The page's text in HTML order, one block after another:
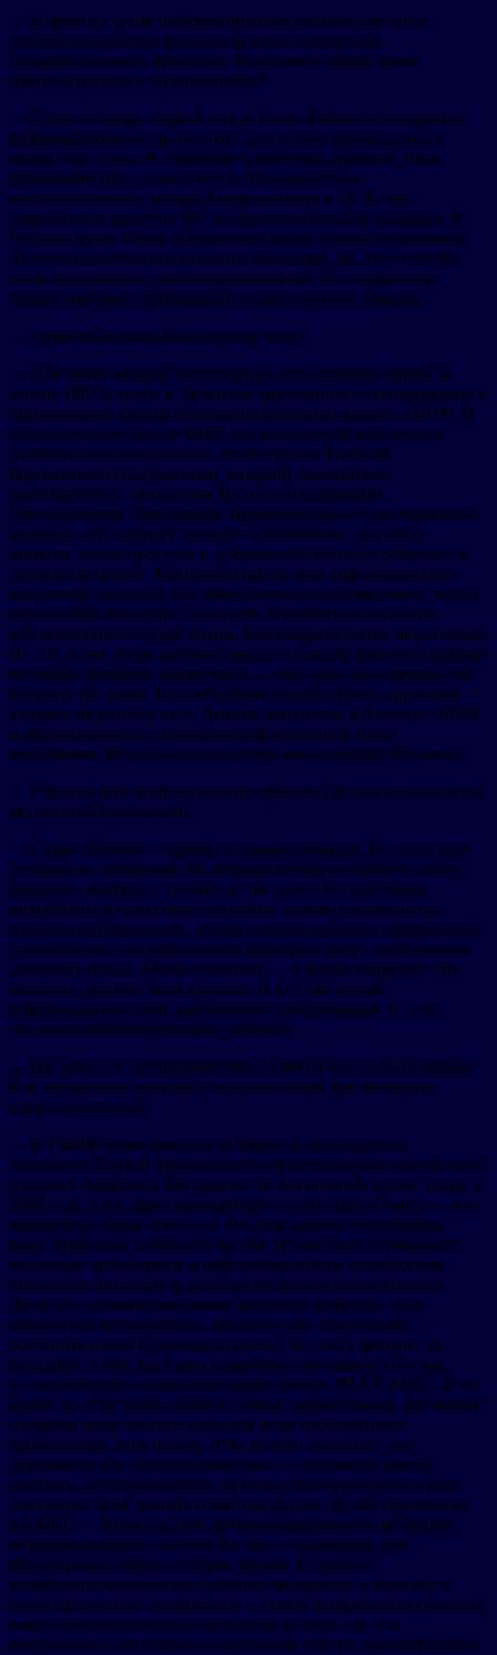
— Первая в стране информационная система научного
описания музейных коллекций была создана для
Государственного Эрмитажа. Как нашли общий язык
компьютерщики с музейщиками?
— Строго говоря, первой она не была. Работы по созданию
информационных систем (ИС) для музеев проводились с
конца 60-х годов. В Эрмитаже известный археолог Яков
Абрамович Шер совместно со специалистами
вычислительного центра Академии наук к 1974 году
разработал и запустил ИС по археологическим находкам. В
Русском музее Юрий Алексеевич Асеев готовил поисковую
систему по живописи русского авангарда. Да, эти системы
были локальными, узконаправленными. Но тогдашнему
уровню научных требований вполне соответствовали.
— Эрмитаж и тогда был впереди всех?
— Для такой мощной институции это в порядке вещей. В
начале 1980-х годов в Эрмитаже проводились эксперименты с
применением электронно-вычислительных машин (ЭВМ). Я
был направлен туда от НИЦ для обсуждения перспектив
совместных исследований, тепло принят Борисом
Борисовичем Пиотровским, который посоветовал
переговорить с завотделом Востока Владимиром
Григорьевичем Лукониным. Профессионала столь обширной
эрудиции, способного вникать в незнакомые для него
понятия, очень простого и доброжелательного в общении, я
ранее не встречал. Мы начали работу над информационно-
поисковой системой для эрмитажной коллекции монет эпохи
персидской династии Сасанидов. Параметров описания
насчитывалось под две сотни. Мы выбрали самые актуальные.
Но и в этом случае научный паспорт каждой монеты содержал
несколько десятков параметров — имя царя, вид короны, тип
алтаря и так далее. На составление одного такого описания
уходило не меньше часа. Данные вводились в большую ЭВМ
и обрабатывались с помощью разработанной нами
программы. Всего мы каталогизировали порядка 250 монет.
— Глубина описания музейного предмета до сих пор остается
актуальной проблемой?
— Скажу больше — одной из самых сложных. И до сих пор
до конца не решенной. На первый взгляд все просто: автор,
название, материал, техника и так далее. Но насколько
подробным должно быть описание, каково оптимальное
количество параметров, чтобы система работала эффективно?
Очевидно же, что избыточные критерии могут существенно
замедлять поиск. Менее очевидно — в каких терминах это
описание должно быть сделано. И это уже задача
информационно-лингвистического обеспечения, то есть
создания соответствующих словарей.
— Вы более 30 лет проработали в ГМИИ им. А. С. Пушкина.
Как создавалась система учета коллекций для всемирно
известного музея?
— В ГМИИ меня пригласила Ирина Александровна
Антонова. Первой задачей нашей группы разработчиков стало
создание цифровых баз данных по коллекциям музея. Тогда, в
1988 году, у нас даже компьютеров своих еще не было — они
появились только через год. Но куда важнее технических
были проблемы психологические. Нужно было преодолеть
недоверие музейщиков к информационным технологиям,
продемонстрировать и доказать их практическую пользу.
Прийти к взаимопониманию оказалось непросто, спас
командный метод работы. Цель-то у нас была общая —
облегчить очень трудоемкую работу по учету фондов. За
исходную точку мы взяли справочно-поисковую систему,
установленную в вычислительном центре ИТАР-ТАСС. В то
время она считалась одной из самых эффективных. На момент
создания наша система отвечала всем необходимым
требованиям, но к началу 2000-х стало очевидно, что
требования эти сильно изменились, а система не умела
работать с изображениями, не позволяет объединить в сеть
локальные базы данных и многое другое. Музей перешел на
КАМИС — Комплексную автоматизированную музейную
информационную систему. Ею на сегодняшний день
оборудованы порядка тысячи музеев. И процесс
усовершенствования программно-аппаратного комплекса
музея происходит непрерывно — как в направлении создания
новых функциональных подсистем и задач, так и в
направлении постоянного улучшения работы существующих.